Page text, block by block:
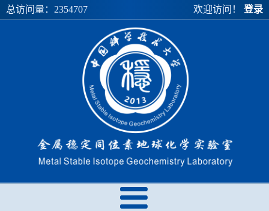
总访问量： 2354707 欢迎访问！ 登录